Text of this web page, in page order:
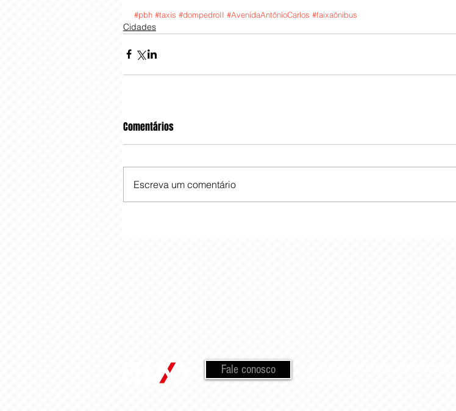
#pbh #taxis #dompedroII #AvenidaAntônioCarlos #faixaônibus
Cidades
Comentários
Escreva um comentário
Fale conosco